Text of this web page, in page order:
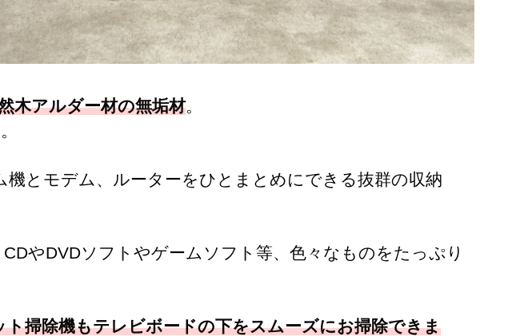
木アルダー材の無垢材。
機とモデム、ルーターをひとまとめにできる抜群の収納
CDやDVDソフトやゲームソフト等、色々なものをたっぷり
ト掃除機もテレビボードの下をスムーズにお掃除できま